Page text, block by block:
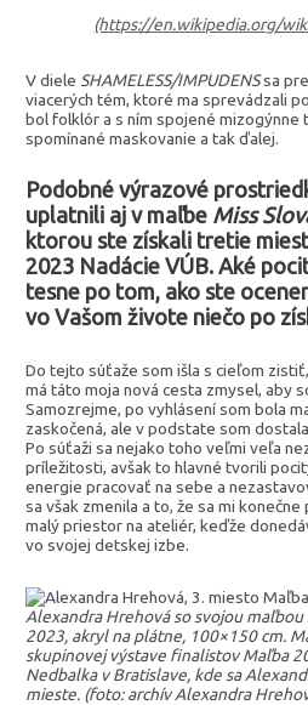
(https://en.wikipedia.org/
V diele SHAMELESS/IMPUDENSsa
viacerých tém, ktoré ma sprevádzali
bol folklór a s ním spojené mizogýnne
spomínané maskovanie a tak ďalej.
Podobné výrazové
uplatnili aj v maľbe Miss
ktorou ste získali tretie
2023 Nadácie VÚB. Aké
tesne po tom, ako ste
vo Vašom živote niečo po
Do tejto súťaže som išla s cieľom
má táto moja nová cesta zmysel, aby
Samozrejme, po vyhlásení som bola
zaskočená, ale v podstate som
Po súťaži sa nejako toho veľmi veľa
príležitosti, avšak to hlavné tvorili
energie pracovať na sebe a
sa však zmenila a to, že sa mi
malý priestor na ateliér, keďže
vo svojej detskej izbe.
Alexandra Hrehová so svojou maľbou
2023, akryl na plátne, 100×150 cm.
skupinovej výstave finalistov Maľba
Nedbalka v Bratislave, kde sa
mieste. (foto: archív Alexandra